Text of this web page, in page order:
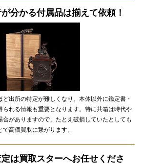
分かる付属品は揃えて依頼！
出所の特定が難しくなり、本体以外に鑑定書・
られる情報も重要となります。特に共箱は時代や
がありますので、たとえ破損していたとしても
高価買取に繋がります。
は買取スターへお任せくださ